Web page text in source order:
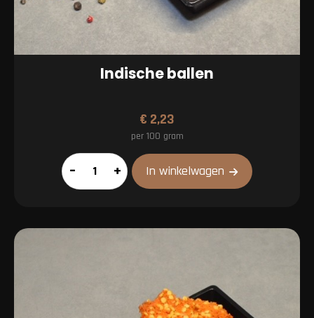
Indische ballen
€ 2,23
per 100 gram
Indische
ballen
– + In winkelwagen